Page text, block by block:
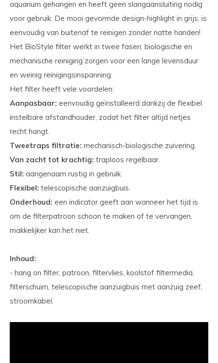
aquarium gehangen en heeft geen slangaansluiting nodig
voor gebruik. De mooi gevormde design-highlight in grijs, is
eenvoudig van buitenaf te reinigen zonder natte handen!
Het BioStyle filter werkt in twee fasen: biologische en
mechanische reiniging zorgen voor een lange levensduur
en weinig reinigingsinspanning.
Het filter heeft vele voordelen:
Aanpasbaar: eenvoudig geïnstalleerd dankzij de flexibel
instelbare afstandhouder, zodat het filter altijd netjes
recht hangt.
Tweetraps filtratie: mechanisch-biologische zuivering.
Van zacht tot krachtig: traploos regelbaar.
Stil: aangenaam rustig in gebruik.
Flexibel: telescopische aanzuigbuis.
Onderhoud: een indicator geeft aan wanneer het tijd is
om de filterpatroon schoon te maken of te vervangen,
makkelijker kan het niet.
Inhoud:
- hang on filter, patroon, filtervlies, koolstof filtermedia,
filterschuim, telescopische aanzuigbuis met aanzuig zeef,
stroomkabel.